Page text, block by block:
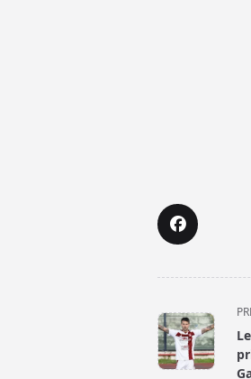
<span
class="nav-
subtitle
screen-